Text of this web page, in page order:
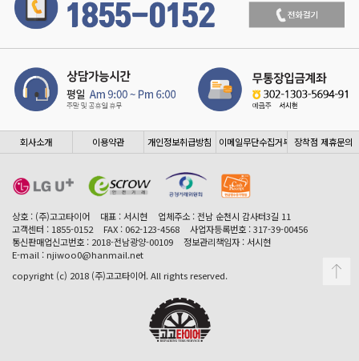
회사소개 이용약관 개인정보취급방침 이메일무단수집거부 장착점 제휴문의
상호 : (주)고고타이어 대표 : 서시현
업체주소 : 전남 순천시 감사터3길 11
고객센터 : 1855-0152
FAX : 062-123-4568
사업자등록번호 : 317-39-00456
통신판매업신고번호 : 2018-전남광양-00109
정보관리책임자 : 서시현
E-mail : njiwoo0@hanmail.net
copyright (c) 2018 (주)고고타이어. All rights reserved.